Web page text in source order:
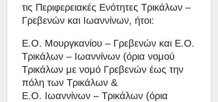
τις Περιφερειακές Ενότητες Τρικάλων –
Γρεβενών και Ιωαννίνων, ήτοι:
E.O. Μουργκανίου – Γρεβενών και Ε.Ο.
Τρικάλων – Ιωαννίνων (όρια νομού
Τρικάλων με νομό Γρεβενών έως την
πόλη των Τρικάλων &
Ε.Ο. Ιωαννίνων – Τρικάλων (όρια